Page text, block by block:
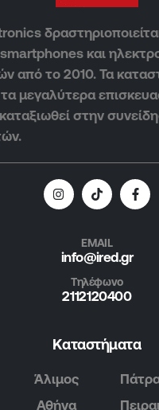
και
από το 2010. Τα
μεγαλύτερα
στην
EMAIL
info@ired.gr
Τηλέφωνο
2112120400
Καταστήματα
Άλιμος
Αθήνα